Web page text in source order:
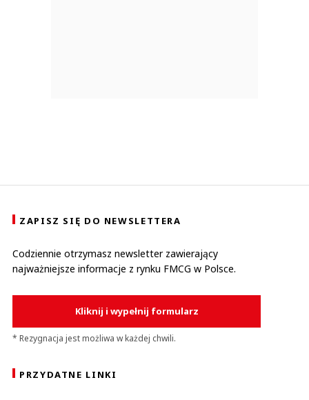
ZAPISZ SIĘ DO NEWSLETTERA
Codziennie otrzymasz newsletter zawierający
najważniejsze informacje z rynku FMCG w Polsce.
Kliknij i wypełnij formularz
* Rezygnacja jest możliwa w każdej chwili.
PRZYDATNE LINKI